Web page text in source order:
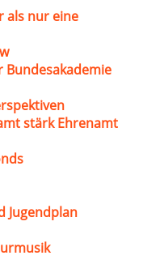
als nur eine
Bundesakademie
stärk Ehrenamt
Jugendplan